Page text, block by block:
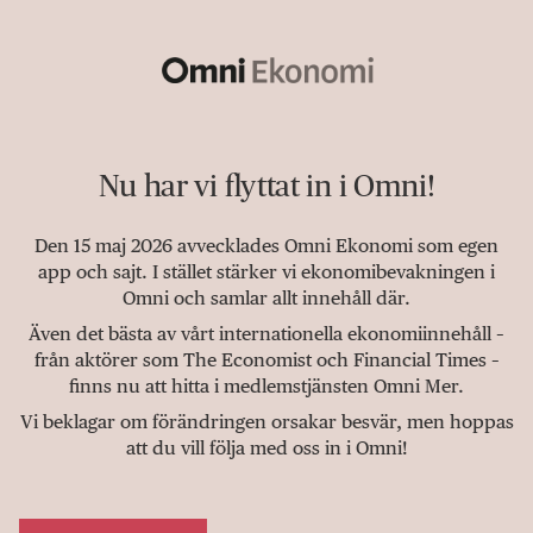
Nu har vi flyttat in i Omni!
Den 15 maj 2026 avvecklades Omni Ekonomi som egen
app och sajt. I stället stärker vi ekonomibevakningen i
Omni och samlar allt innehåll där.
Även det bästa av vårt internationella ekonomiinnehåll –
från aktörer som The Economist och Financial Times –
finns nu att hitta i medlemstjänsten Omni Mer.
Vi beklagar om förändringen orsakar besvär, men hoppas
att du vill följa med oss in i Omni!